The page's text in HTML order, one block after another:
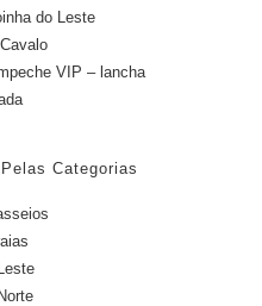
do Leste
VIP – lancha
Categorias